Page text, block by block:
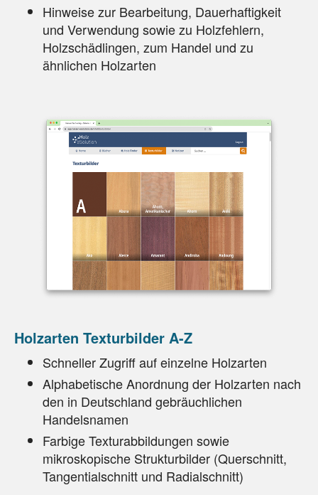
Hinweise zur Bearbeitung, Dauerhaftigkeit
und Verwendung sowie zu Holzfehlern,
Holzschädlingen, zum Handel und zu
ähnlichen Holzarten
Holzarten Texturbilder A-Z
Schneller Zugriff auf einzelne Holzarten
Alphabetische Anordnung der Holzarten nach
den in Deutschland gebräuchlichen
Handelsnamen
Farbige Texturabbildungen sowie
mikroskopische Strukturbilder (Querschnitt,
Tangentialschnitt und Radialschnitt)